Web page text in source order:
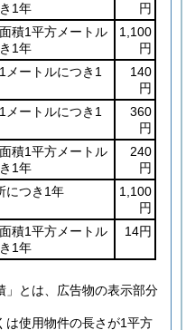
1年
円
積1平方メートル
1年
1,100
円
メートルにつき1
140
円
メートルにつき1
360
円
積1平方メートル
1年
240
円
につき1年
1,100
円
積1平方メートル
1年
14円
とは、広告物の表示部分
使用物件の長さが1平方